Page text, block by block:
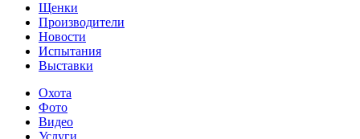
Щенки
Производители
Новости
Испытания
Выставки
Охота
Фото
Видео